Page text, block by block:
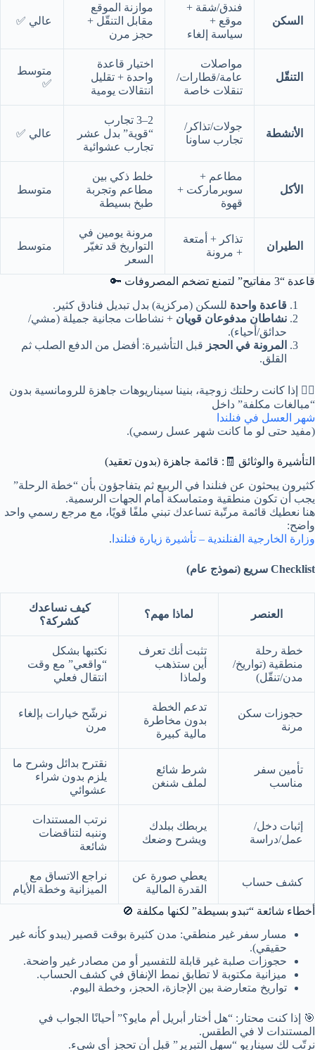
السكن
فندق/شقة +
موقع +
سياسة إلغاء
موازنة الموقع
مقابل التنقّل +
حجز مرن
عالي ✅
التنقّل
مواصلات
عامة/قطارات/
تنقلات خاصة
اختيار قاعدة
واحدة + تقليل
انتقالات يومية
متوسط
✅
الأنشطة
جولات/تذاكر/
تجارب ساونا
2–3 تجارب
“قوية” بدل عشر
تجارب عشوائية
عالي ✅
الأكل
مطاعم +
سوبرماركت +
قهوة
خلط ذكي بين
مطاعم وتجربة
طبخ بسيطة
متوسط
الطيران
تذاكر + أمتعة
+ مرونة
مرونة يومين في
التواريخ قد تغيّر
السعر
متوسط
قاعدة “3 مفاتيح” لتمنع تضخم المصروفات 🔑
قاعدة واحدة للسكن (مركزية) بدل تبديل فنادق كثير.
نشاطان مدفوعان قويان + نشاطات مجانية جميلة (مشي/
حدائق/أحياء).
المرونة في الحجز قبل التأشيرة: أفضل من الدفع الصلب ثم
القلق.
👰‍♀️ إذا كانت رحلتك زوجية، بنينا سيناريوهات جاهزة للرومانسية بدون
“مبالغات مكلفة” داخل
شهر العسل في فنلندا
(مفيد حتى لو ما كانت شهر عسل رسمي).
التأشيرة والوثائق 🧾: قائمة جاهزة (بدون تعقيد)
كثيرون يبحثون عن فنلندا في الربيع ثم يتفاجؤون بأن “خطة الرحلة”
يجب أن تكون منطقية ومتماسكة أمام الجهات الرسمية.
هنا نعطيك قائمة مرتّبة تساعدك تبني ملفًا قويًا، مع مرجع رسمي واحد
واضح:
وزارة الخارجية الفنلندية – تأشيرة زيارة فنلندا .
Checklist سريع (نموذج عام)
العنصر لماذا مهم؟
كيف نساعدك
كشركة؟
خطة رحلة
منطقية (تواريخ/
مدن/تنقّل)
تثبت أنك تعرف
أين ستذهب
ولماذا
نكتبها بشكل
“واقعي” مع وقت
انتقال فعلي
حجوزات سكن
مرنة
تدعم الخطة
بدون مخاطرة
مالية كبيرة
نرشّح خيارات بإلغاء
مرن
تأمين سفر
مناسب
شرط شائع
لملف شنغن
نقترح بدائل وشرح ما
يلزم بدون شراء
عشوائي
إثبات دخل/
عمل/دراسة
يربطك ببلدك
ويشرح وضعك
نرتب المستندات
وننبه لتناقضات
شائعة
كشف حساب
يعطي صورة عن
القدرة المالية
نراجع الاتساق مع
الميزانية وخطة الأيام
أخطاء شائعة “تبدو بسيطة” لكنها مكلفة 🚫
مسار سفر غير منطقي: مدن كثيرة بوقت قصير (يبدو كأنه غير
حقيقي).
حجوزات صلبة غير قابلة للتفسير أو من مصادر غير واضحة.
ميزانية مكتوبة لا تطابق نمط الإنفاق في كشف الحساب.
تواريخ متعارضة بين الإجازة، الحجز، وخطة اليوم.
🎯 إذا كنت محتار: “هل أختار أبريل أم مايو؟” أحيانًا الجواب في
المستندات لا في الطقس.
نرتّب لك سيناريو “سهل التبرير” قبل أن تحجز أي شيء.